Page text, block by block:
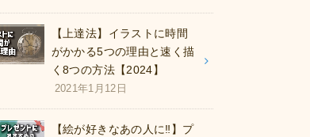
【上達法】イラストに時間
がかかる5つの理由と速く描
く8つの方法【2024】
2021年1月12日
【絵が好きなあの人に‼︎】プ